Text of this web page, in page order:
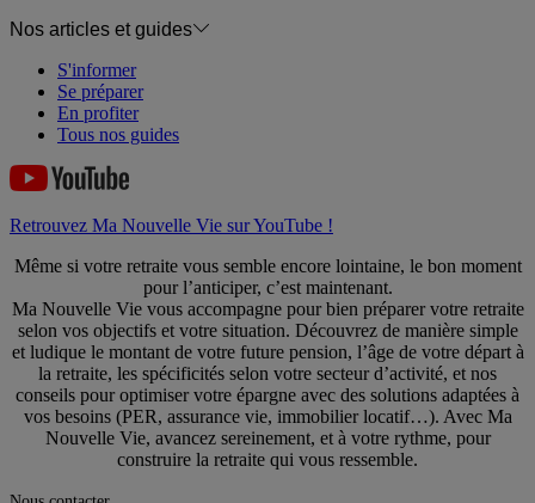
Nos articles et guides
S'informer
Se préparer
En profiter
Tous nos guides
Retrouvez Ma Nouvelle Vie sur YouTube !
Même si votre retraite vous semble encore lointaine, le bon moment
pour l’anticiper, c’est maintenant.
Ma Nouvelle Vie vous accompagne pour bien préparer votre retraite
selon vos objectifs et votre situation. Découvrez de manière simple
et ludique le montant de votre future pension, l’âge de votre départ à
la retraite, les spécificités selon votre secteur d’activité, et nos
conseils pour optimiser votre épargne avec des solutions adaptées à
vos besoins (PER, assurance vie, immobilier locatif…). Avec Ma
Nouvelle Vie, avancez sereinement, et à votre rythme, pour
construire la retraite qui vous ressemble.